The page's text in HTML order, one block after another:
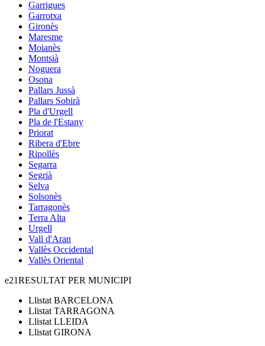
Garrigues
Garrotxa
Gironès
Maresme
Moianès
Montsià
Noguera
Osona
Pallars Jussà
Pallars Sobirà
Pla d'Urgell
Pla de l'Estany
Priorat
Ribera d'Ebre
Ripollès
Segarra
Segrià
Selva
Solsonès
Tarragonès
Terra Alta
Urgell
Vall d'Aran
Vallès Occidental
Vallès Oriental
e21RESULTAT PER MUNICIPI
Llistat BARCELONA
Llistat TARRAGONA
Llistat LLEIDA
Llistat GIRONA